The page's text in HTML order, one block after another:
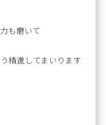
も磨いて
精進してまいります